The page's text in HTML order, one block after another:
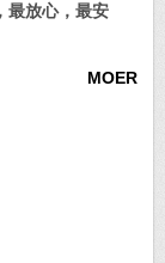
最放心，最安
MOER